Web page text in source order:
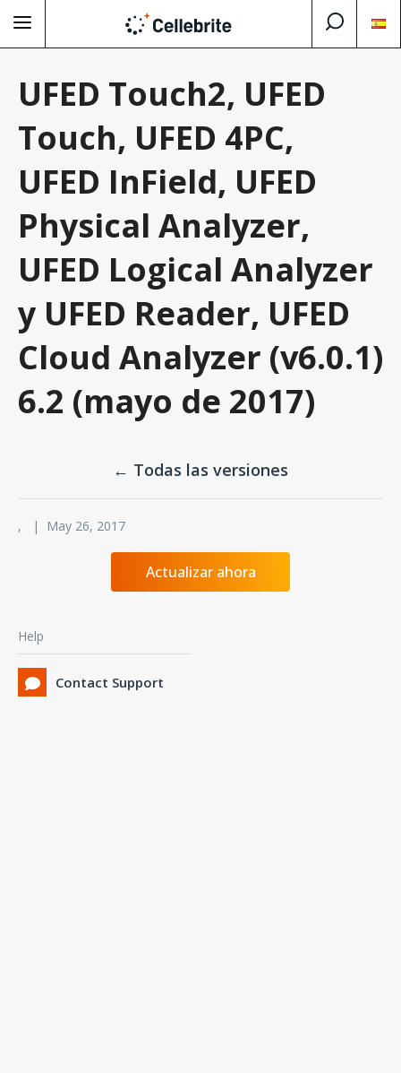
UFED Touch2, UFED
Touch, UFED 4PC,
UFED InField, UFED
Physical Analyzer,
UFED Logical Analyzer
y UFED Reader, UFED
Cloud Analyzer (v6.0.1)
6.2 (mayo de 2017)
← Todas las versiones
, | May 26, 2017
Actualizar ahora
Help
Contact Support